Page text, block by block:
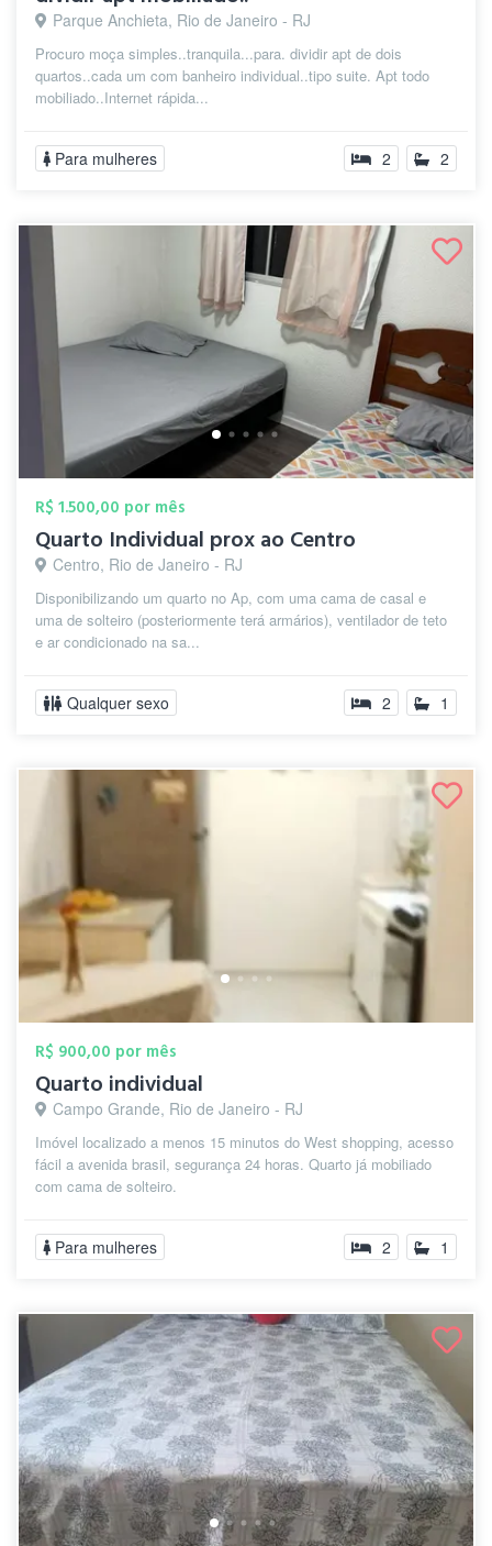
Parque Anchieta, Rio de Janeiro - RJ
Procuro moça simples..tranquila...para. dividir apt de dois
quartos..cada um com banheiro individual..tipo suite. Apt todo
mobiliado..Internet rápida...
Para mulheres 2 2
R$ 1.500,00 por mês
Quarto Individual prox ao Centro
Centro, Rio de Janeiro - RJ
Disponibilizando um quarto no Ap, com uma cama de casal e
uma de solteiro (posteriormente terá armários), ventilador de teto
e ar condicionado na sa...
Qualquer sexo 2 1
R$ 900,00 por mês
Quarto individual
Campo Grande, Rio de Janeiro - RJ
Imóvel localizado a menos 15 minutos do West shopping, acesso
fácil a avenida brasil, segurança 24 horas. Quarto já mobiliado
com cama de solteiro.
Para mulheres 2 1